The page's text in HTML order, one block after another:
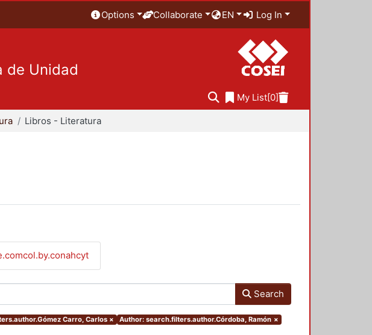
Options Collaborate EN Log In
de Unidad
My List[0]
Libros - Literatura
Search
Carro, Carlos × Author: search.filters.author.Córdoba, Ramón ×